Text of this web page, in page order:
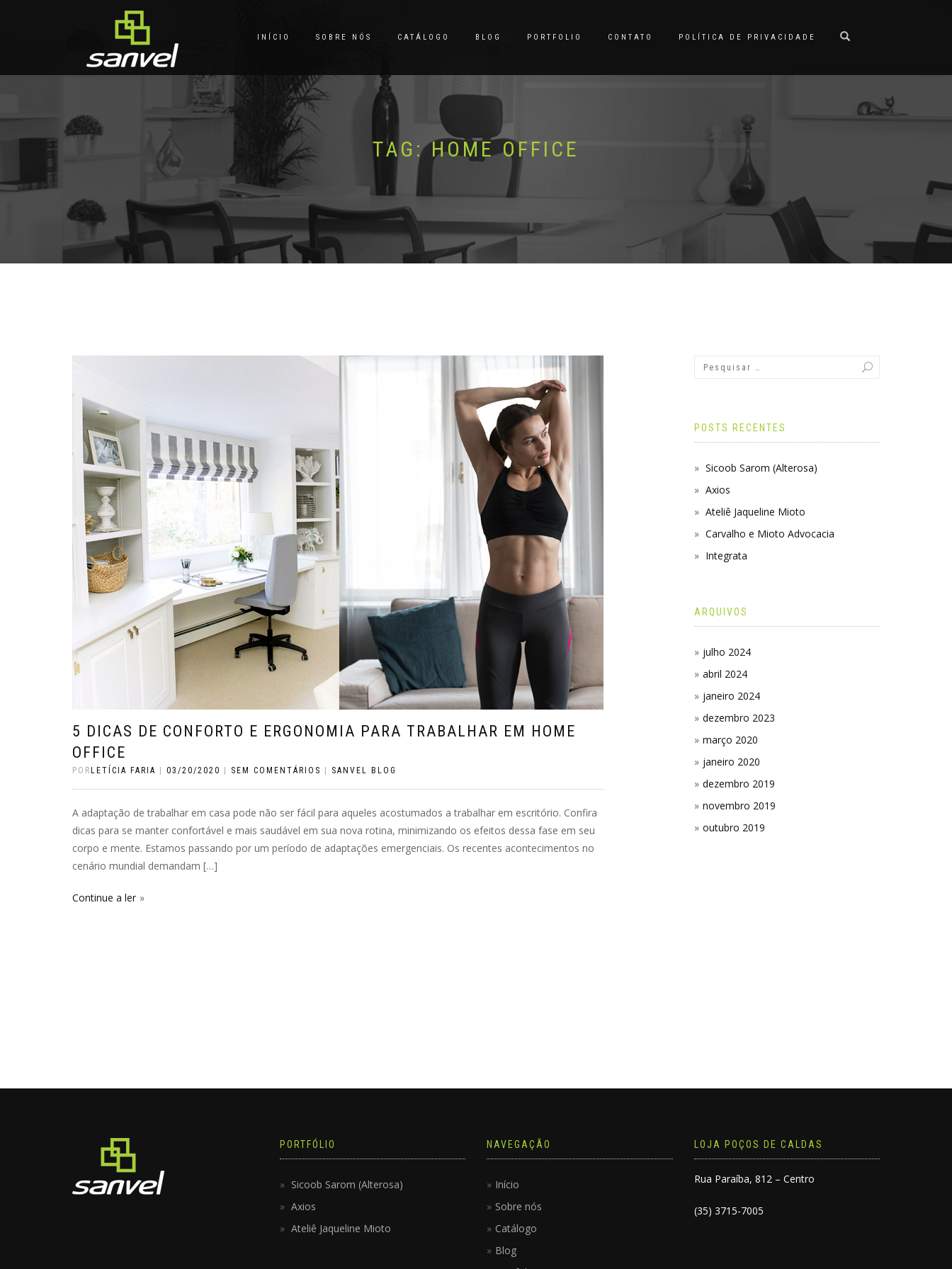
INÍCIO SOBRE NÓS CATÁLOGO BLOG PORTFOLIO CONTATO POLÍTICA DE PRIVACIDADE
TAG:HOME OFFICE
5 DICAS DE CONFORTO E ERGONOMIA PARA TRABALHAR EM HOME
OFFICE
POR LETÍCIA FARIA 03/20/2020 SEM COMENTÁRIOS SANVEL BLOG
A adaptação de trabalhar em casa pode não ser fácil para aqueles acostumados a trabalhar em escritório. Confira
dicas para se manter confortável e mais saudável em sua nova rotina, minimizando os efeitos dessa fase em seu
corpo e mente. Estamos passando por um período de adaptações emergenciais. Os recentes acontecimentos no
cenário mundial demandam […]
Continue a ler
POSTS RECENTES
Sicoob Sarom (Alterosa)
Axios
Ateliê Jaqueline Mioto
Carvalho e Mioto Advocacia
Integrata
ARQUIVOS
julho 2024
abril 2024
janeiro 2024
dezembro 2023
março 2020
janeiro 2020
dezembro 2019
novembro 2019
outubro 2019
PORTFÓLIO
Sicoob Sarom (Alterosa)
Axios
Ateliê Jaqueline Mioto
NAVEGAÇÃO
Início
Sobre nós
Catálogo
Blog
LOJA POÇOS DE CALDAS
Rua Paraíba, 812 – Centro
(35) 3715-7005